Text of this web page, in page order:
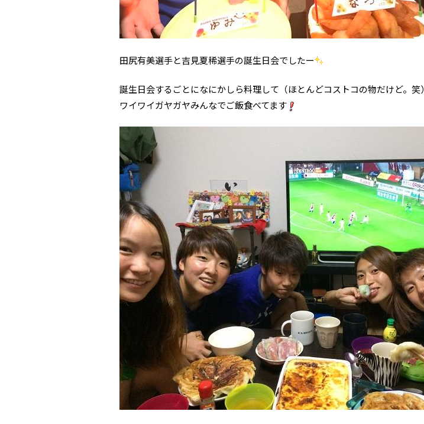
田尻有美選手と吉見夏稀選手の誕生日会でしたー
誕生日会するごとになにかしら料理して（ほとんどコストコの物だけど。笑）
ワイワイガヤガヤみんなでご飯食べてます